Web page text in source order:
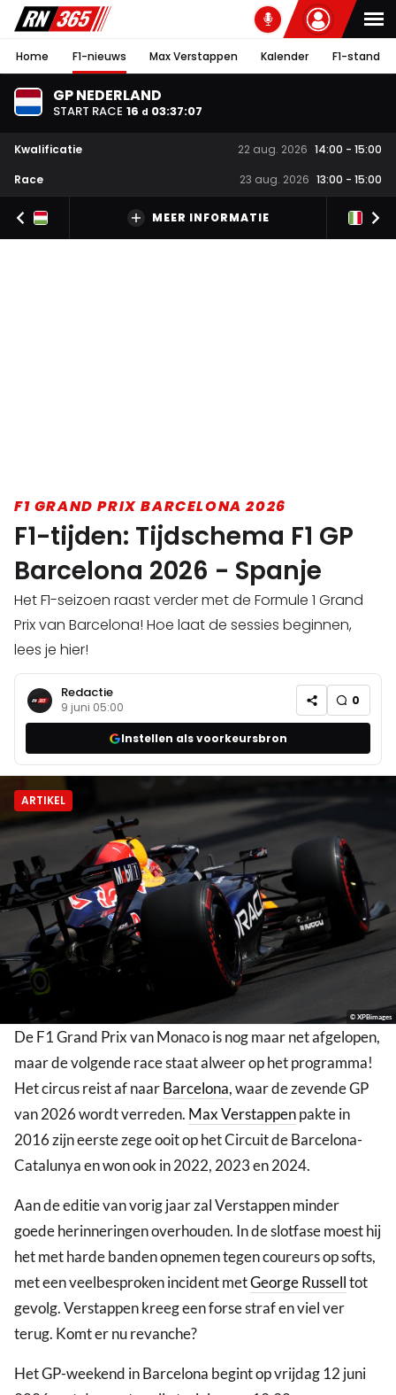
Home F1-nieuws Max Verstappen Kalender F1-stand
GP NEDERLAND
START RACE 16 d 03:37:06
Kwalificatie 22 aug. 2026 14:00 - 15:00
Race
23 aug. 2026 13:00 - 15:00
MEER INFORMATIE
F1 GRAND PRIX BARCELONA 2026
F1-tijden: Tijdschema F1 GP
Barcelona 2026 - Spanje
Het F1-seizoen raast verder met de Formule 1 Grand
Prix van Barcelona! Hoe laat de sessies beginnen,
lees je hier!
Redactie
9 juni 05:00 0
Instellen als voorkeursbron
ARTIKEL
© XPBimages
De F1 Grand Prix van Monaco is nog maar net afgelopen,
maar de volgende race staat alweer op het programma!
Het circus reist af naarBarcelona, waar de zevende GP
van 2026 wordt verreden. Max Verstappenpakte in
2016 zijn eerste zege ooit op het Circuit de Barcelona-
Catalunya en won ook in 2022, 2023 en 2024.
Aan de editie van vorig jaar zal Verstappen minder
goede herinneringen overhouden. In de slotfase moest hij
het met harde banden opnemen tegen coureurs op softs,
met een veelbesproken incident metGeorge Russelltot
gevolg. Verstappen kreeg een forse straf en viel ver
terug. Komt er nu revanche?
Het GP-weekend in Barcelona begint op vrijdag 12 juni